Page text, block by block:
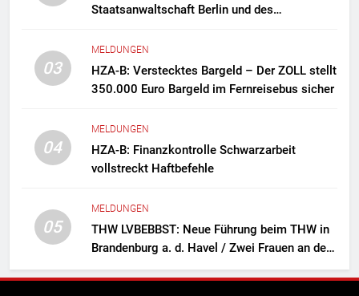
Staatsanwaltschaft Berlin und des
Zollfahndung hebt mutmaßliches
Drogenlabor aus
03
MELDUNGEN
HZA-B: Verstecktes Bargeld – Der ZOLL stellt
350.000 Euro Bargeld im Fernreisebus sicher
04
MELDUNGEN
HZA-B: Finanzkontrolle Schwarzarbeit
vollstreckt Haftbefehle
05
MELDUNGEN
THW LVBEBBST: Neue Führung beim THW in
Brandenburg a. d. Havel / Zwei Frauen an der
Spitze des Ortsverbands